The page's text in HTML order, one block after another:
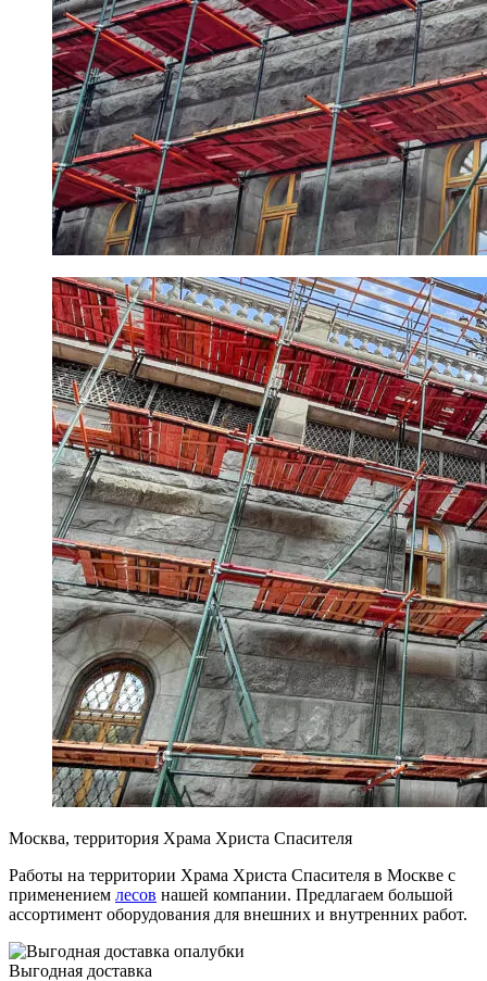
Москва, территория Храма Христа Спасителя
Работы на территории Храма Христа Спасителя в Москве с
применением лесов нашей компании. Предлагаем большой
ассортимент оборудования для внешних и внутренних работ.
Выгодная доставка